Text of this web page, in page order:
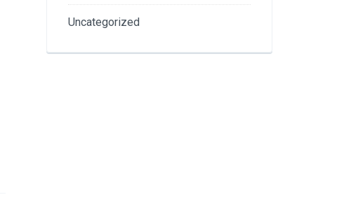
Uncategorized